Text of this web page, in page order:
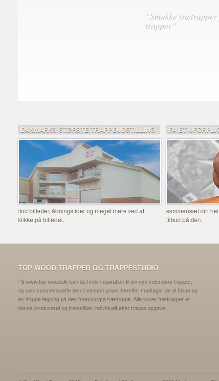
“Smukke
trapper”
DANMARKS STØRSTE TRAPPEUDSTILLING
find billeder, åbningstider og meget mere ved at
klikke på billedet.
FÅ ET
sammensæt din
tilbud på den.
TOP WOOD TRAPPER OG TRAPPESTUDIO
På www.top-wood.dk kan du finde inspiration til din nye indendørs trapper,
og selv sammensætte den i menuen priser herefter modtager de et tilbud og
en trappe tegning på den forespurgte trætrappe. Alle vores trætrapper er
dansk produceret og fremstilles individuelt efter trappe opgave.